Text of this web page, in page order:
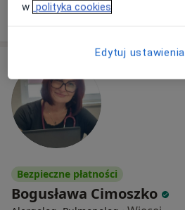
Poproś o wizytę
Bezpieczne płatności
Bogusława Cimoszko
w polityka cookies
Edytuj ustawienia